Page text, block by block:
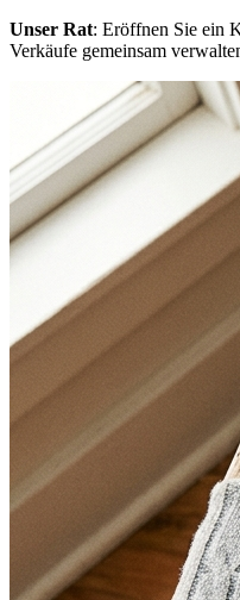
Unser Rat: Eröffnen Sie ein
Verkäufe gemeinsam